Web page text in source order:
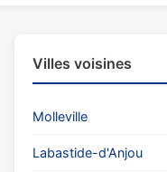
Villes voisines
Molleville
Labastide-d'Anjou